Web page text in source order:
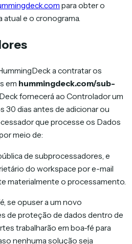
para obter o
e o cronograma.
a contratar os
em hummingdeck.com/sub-
fornecerá ao Controlador um
30 dias antes de adicionar ou
que processe os Dados
meio de:
de subprocessadores, e
do workspace por e-mail
materialmente o processamento.
se opuser a um novo
de proteção de dados dentro de
trabalharão em boa-fé para
nenhuma solução seja